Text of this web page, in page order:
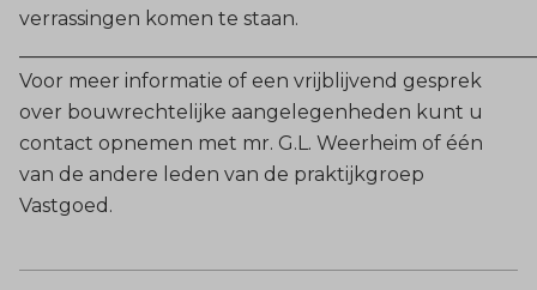
verrassingen komen te staan.
Voor meer informatie of een vrijblijvend gesprek
over bouwrechtelijke aangelegenheden kunt u
contact opnemen met mr. G.L. Weerheim of één
van de andere leden van de praktijkgroep
Vastgoed.